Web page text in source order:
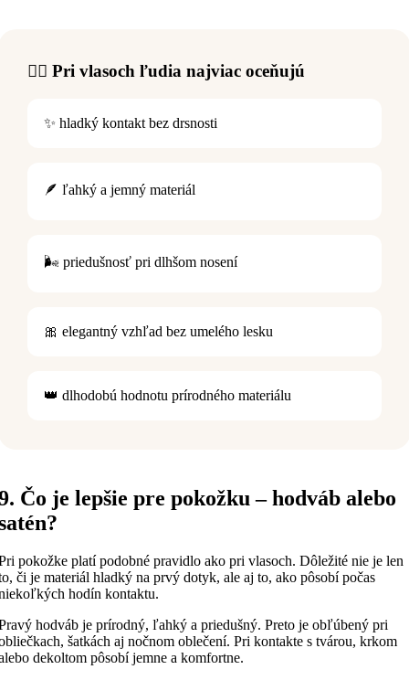
💇‍♀️ Pri vlasoch ľudia najviac oceňujú
✨ hladký kontakt bez drsnosti
🪶 ľahký a jemný materiál
🌬️ priedušnosť pri dlhšom nosení
🎀 elegantný vzhľad bez umelého lesku
👑 dlhodobú hodnotu prírodného materiálu
Čo je lepšie pre pokožku – hodváb alebo
pokožke platí podobné pravidlo ako pri vlasoch. Dôležité nie je len
či je materiál hladký na prvý dotyk, ale aj to, ako pôsobí počas
hodín kontaktu.
hodváb je prírodný, ľahký a priedušný. Preto je obľúbený pri
šatkách aj nočnom oblečení. Pri kontakte s tvárou, krkom
dekoltom pôsobí jemne a komfortne.